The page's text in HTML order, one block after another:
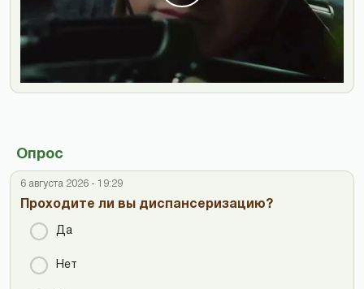
Опрос
6 августа 2026 - 19:29
Проходите ли вы диспансеризацию?
Да
Нет